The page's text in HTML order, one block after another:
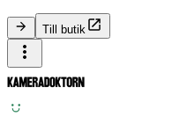
Till butik